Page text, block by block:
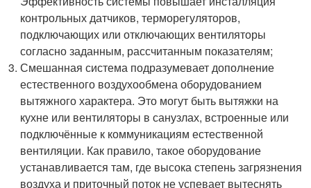
контрольных датчиков, терморегуляторов,
подключающих или отключающих вентиляторы
согласно заданным, рассчитанным показателям;
Смешанная система подразумевает дополнение
естественного воздухообмена оборудованием
вытяжного характера. Это могут быть вытяжки на
кухне или вентиляторы в санузлах, встроенные или
подключённые к коммуникациям естественной
вентиляции. Как правило, такое оборудование
устанавливается там, где высока степень загрязнения
воздуха и приточный поток не успевает вытеснять